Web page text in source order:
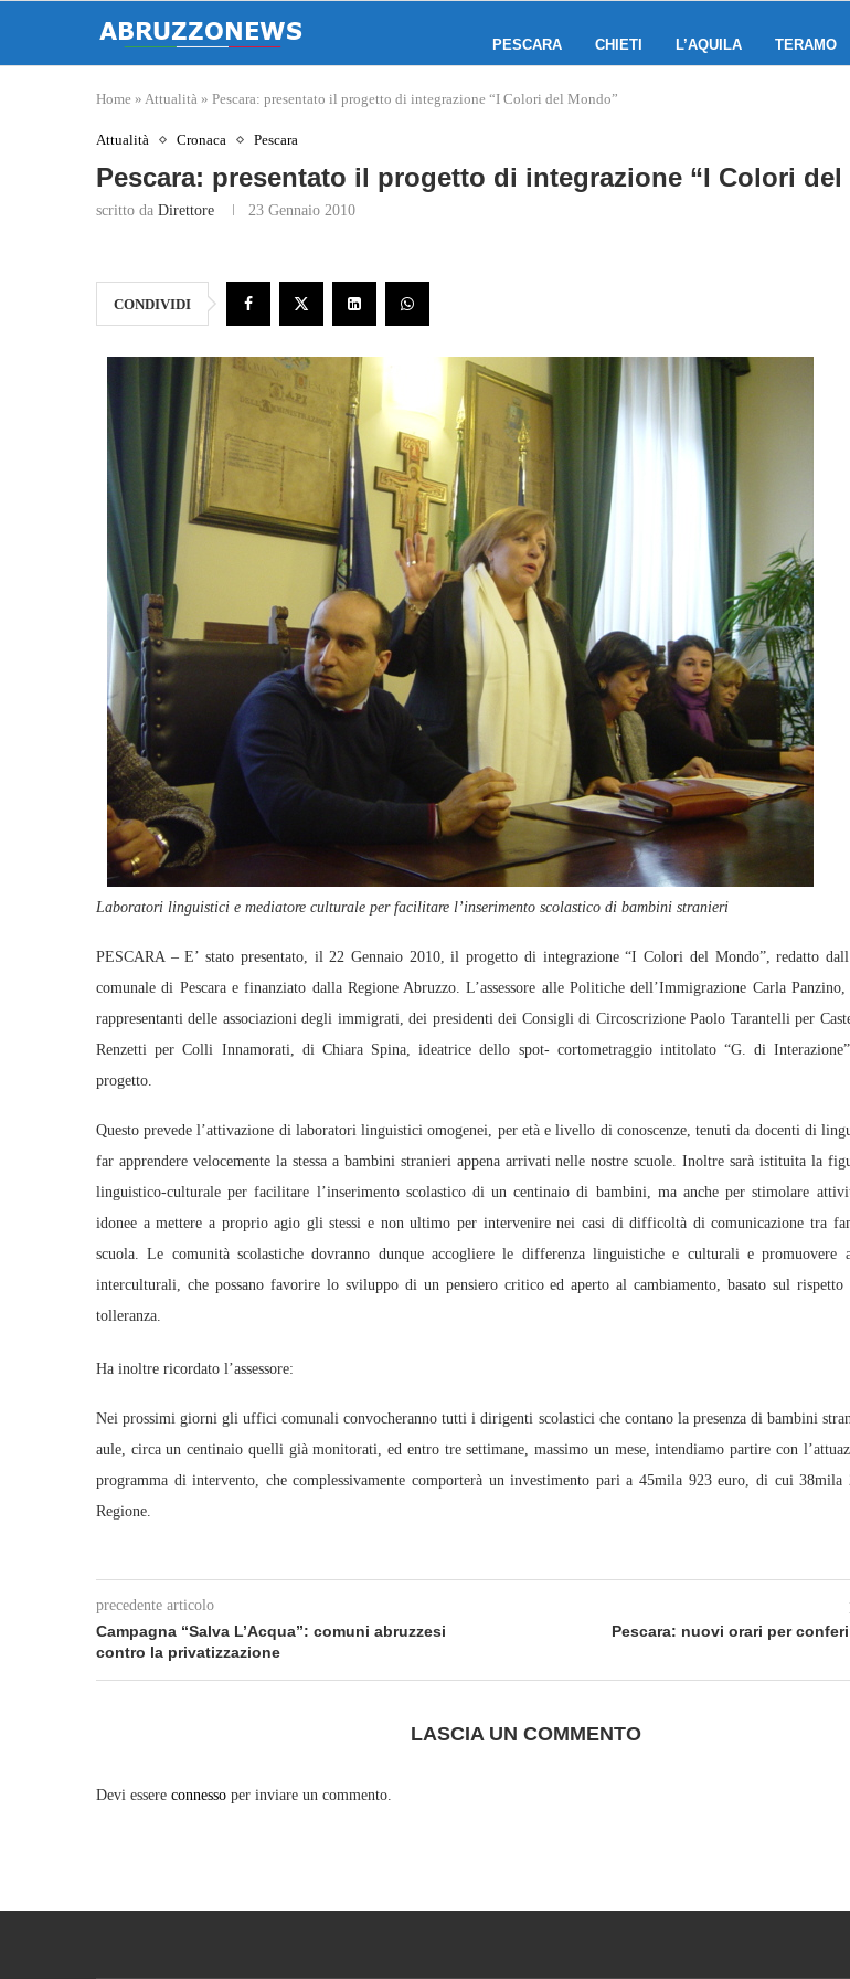
PESCARA CHIETI L’AQUILA TERAMO
Home » Attualità » Pescara: presentato il progetto di integrazione “I Colori del Mondo”
Attualità Cronaca Pescara
Pescara: presentato il progetto di integrazione “I Colori del
scritto da Direttore 23 Gennaio 2010
CONDIVIDI
Laboratori linguistici e mediatore culturale per facilitare l’inserimento scolastico di bambini stranieri
PESCARA – E’ stato presentato, il 22 Gennaio 2010, il progetto di integrazione “I Colori del Mondo”, redatto
comunale di Pescara e finanziato dalla Regione Abruzzo. L’assessore alle Politiche dell’Immigrazione Carla
rappresentanti delle associazioni degli immigrati, dei presidenti dei Consigli di Circoscrizione Paolo Tarantelli per
Renzetti per Colli Innamorati, di Chiara Spina, ideatrice dello spot- cortometraggio intitolato “G. di
progetto.
Questo prevede l’attivazione di laboratori linguistici omogenei, per età e livello di conoscenze, tenuti da docenti di
far apprendere velocemente la stessa a bambini stranieri appena arrivati nelle nostre scuole. Inoltre sarà istituita la
linguistico-culturale per facilitare l’inserimento scolastico di un centinaio di bambini, ma anche per stimolare
idonee a mettere a proprio agio gli stessi e non ultimo per intervenire nei casi di difficoltà di comunicazione tra
scuola. Le comunità scolastiche dovranno dunque accogliere le differenza linguistiche e culturali e promuovere
interculturali, che possano favorire lo sviluppo di un pensiero critico ed aperto al cambiamento, basato sul rispetto
tolleranza.
Ha inoltre ricordato l’assessore:
Nei prossimi giorni gli uffici comunali convocheranno tutti i dirigenti scolastici che contano la presenza di bambini
aule, circa un centinaio quelli già monitorati, ed entro tre settimane, massimo un mese, intendiamo partire con
programma di intervento, che complessivamente comporterà un investimento pari a 45mila 923 euro, di cui 38mila
Regione.
precedente articolo
Campagna “Salva L’Acqua”: comuni abruzzesi
contro la privatizzazione
Pescara: nuovi orari per
LASCIA UN COMMENTO
Devi essere connesso per inviare un commento.